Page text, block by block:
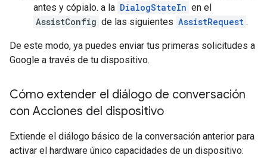
antes y cópialo. a la DialogStateIn en el
AssistConfig de las siguientes AssistRequest .
De este modo, ya puedes enviar tus primeras solicitudes a
Google a través de tu dispositivo.
Cómo extender el diálogo de conversación
con Acciones del dispositivo
Extiende el diálogo básico de la conversación anterior para
activar el hardware único capacidades de un dispositivo: